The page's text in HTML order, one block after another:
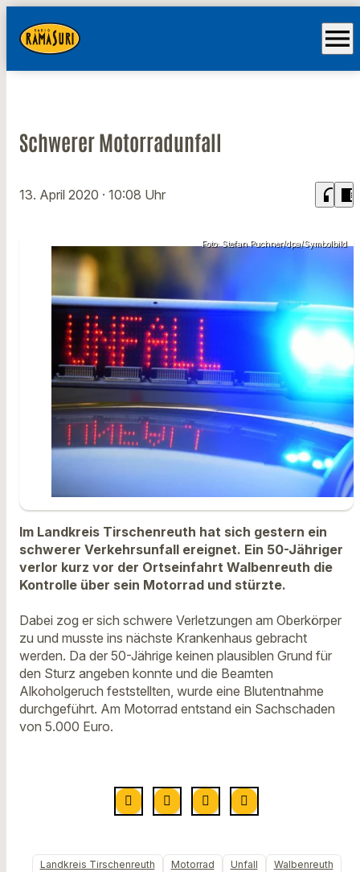
menu
Schwerer Motorradunfall
13. April 2020 · 10:08 Uhr headphones chrome_reader_mode
Foto: Stefan Puchner/dpa/Symbolbild
Im Landkreis Tirschenreuth hat sich gestern ein
schwerer Verkehrsunfall ereignet. Ein 50-Jähriger
verlor kurz vor der Ortseinfahrt Walbenreuth die
Kontrolle über sein Motorrad und stürzte.
Dabei zog er sich schwere Verletzungen am Oberkörper
zu und musste ins nächste Krankenhaus gebracht
werden. Da der 50-Jährige keinen plausiblen Grund für
den Sturz angeben konnte und die Beamten
Alkoholgeruch feststellten, wurde eine Blutentnahme
durchgeführt. Am Motorrad entstand ein Sachschaden
von 5.000 Euro.
Landkreis Tirschenreuth Motorrad Unfall Walbenreuth